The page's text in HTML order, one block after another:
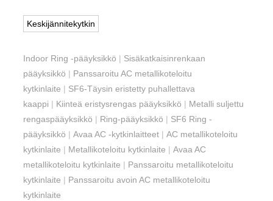
Keskijännitekytkin
Indoor Ring -pääyksikkö | Sisäkatkaisinrenkaan
pääyksikkö | Panssaroitu AC metallikoteloitu
kytkinlaite | SF6-Täysin eristetty puhallettava
kaappi | Kiinteä eristysrengas pääyksikkö | Metalli suljettu
rengaspääyksikkö | Ring-pääyksikkö | SF6 Ring -
pääyksikkö |Avaa AC -kytkinlaitteet |AC metallikoteloitu
kytkinlaite | Metallikoteloitu kytkinlaite |Avaa AC
metallikoteloitu kytkinlaite | Panssaroitu metallikoteloitu
kytkinlaite | Panssaroitu avoin AC metallikoteloitu
kytkinlaite